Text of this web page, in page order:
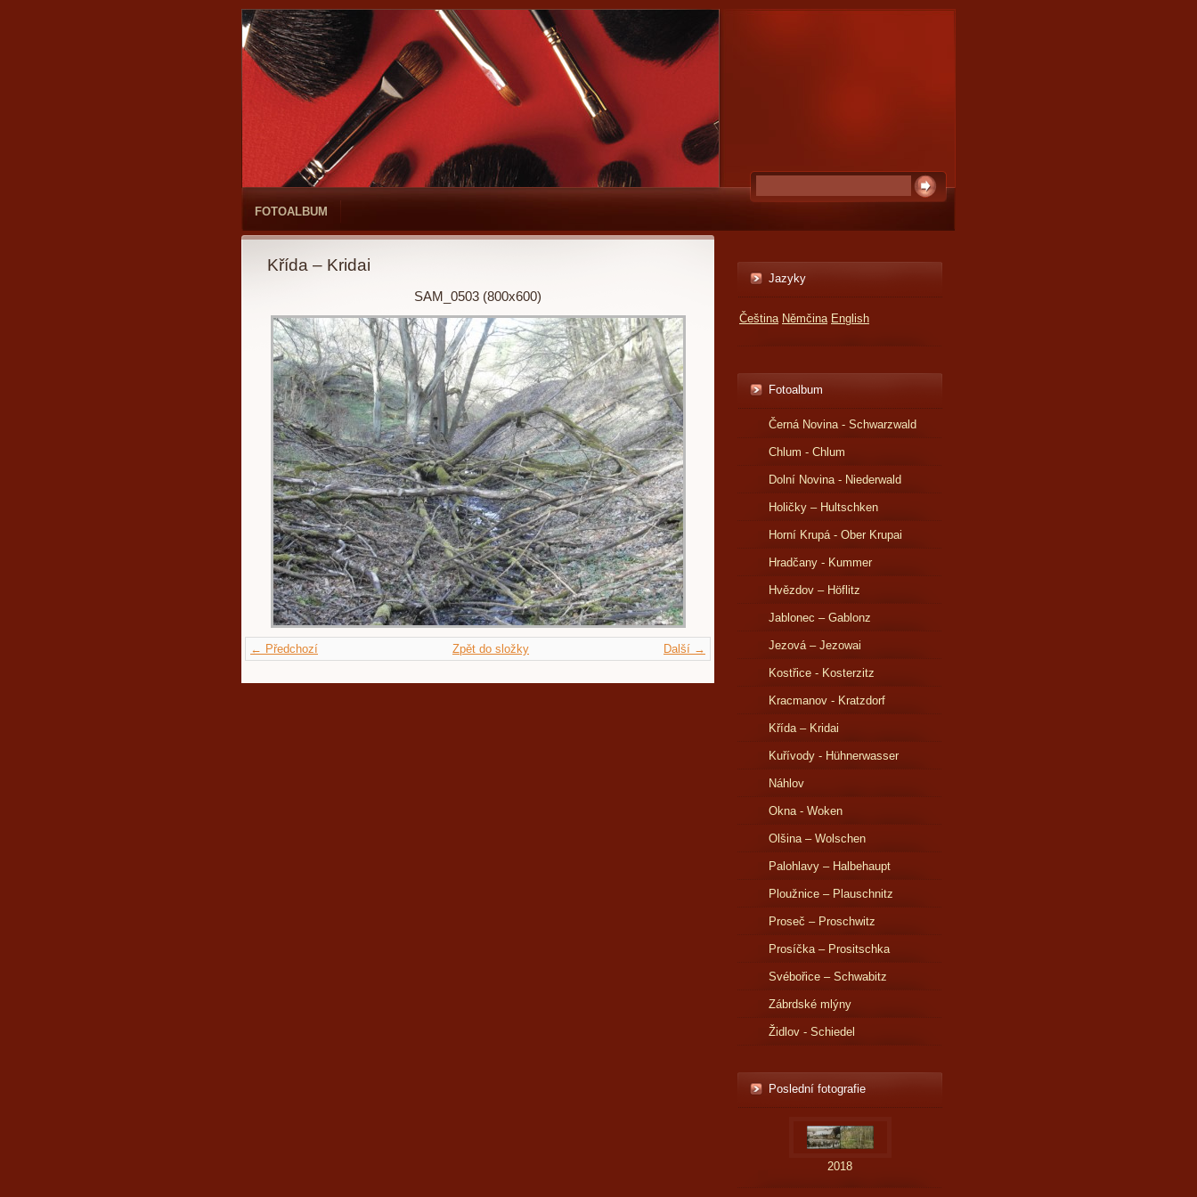
FOTOALBUM
Křída – Kridai
SAM_0503 (800x600)
← Předchozí Další →
Zpět do složky
Jazyky
Čeština Němčina English
Fotoalbum
Černá Novina - Schwarzwald
Chlum - Chlum
Dolní Novina - Niederwald
Holičky – Hultschken
Horní Krupá - Ober Krupai
Hradčany - Kummer
Hvězdov – Höflitz
Jablonec – Gablonz
Jezová – Jezowai
Kostřice - Kosterzitz
Kracmanov - Kratzdorf
Křída – Kridai
Kuřívody - Hühnerwasser
Náhlov
Okna - Woken
Olšina – Wolschen
Palohlavy – Halbehaupt
Ploužnice – Plauschnitz
Proseč – Proschwitz
Prosíčka – Prositschka
Svébořice – Schwabitz
Zábrdské mlýny
Židlov - Schiedel
Poslední fotografie
2018